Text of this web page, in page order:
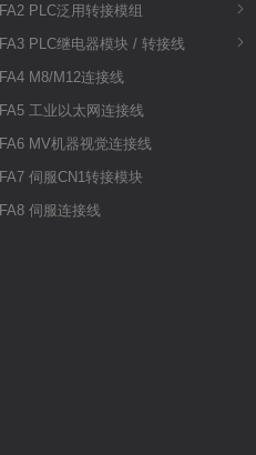
FA2 PLC泛用转接模组
FA3 PLC继电器模块 / 转接线
FA4 M8/M12连接线
FA5 工业以太网连接线
FA6 MV机器视觉连接线
FA7 伺服CN1转接模块
FA8 伺服连接线